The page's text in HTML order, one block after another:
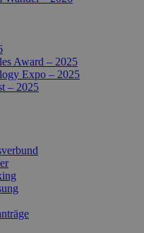
Award – 2025
Expo – 2025
– 2025